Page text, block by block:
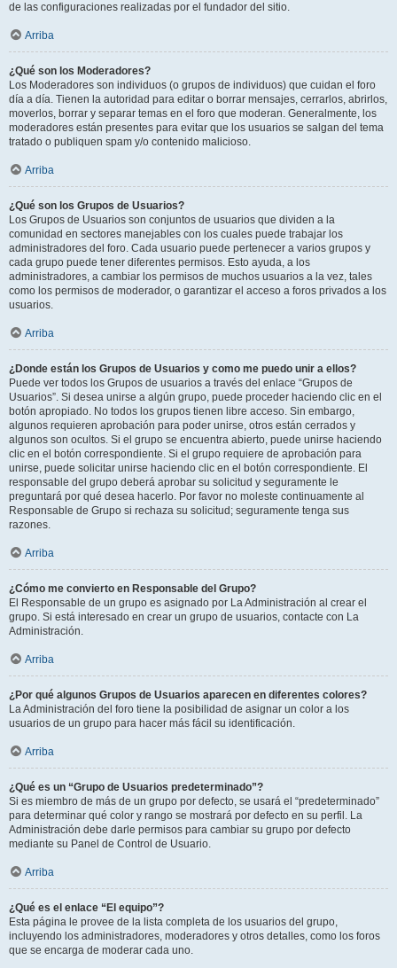
de las configuraciones realizadas por el fundador del sitio.
Arriba
¿Qué son los Moderadores?
Los Moderadores son individuos (o grupos de individuos) que cuidan el foro
día a día. Tienen la autoridad para editar o borrar mensajes, cerrarlos, abrirlos,
moverlos, borrar y separar temas en el foro que moderan. Generalmente, los
moderadores están presentes para evitar que los usuarios se salgan del tema
tratado o publiquen spam y/o contenido malicioso.
Arriba
¿Qué son los Grupos de Usuarios?
Los Grupos de Usuarios son conjuntos de usuarios que dividen a la
comunidad en sectores manejables con los cuales puede trabajar los
administradores del foro. Cada usuario puede pertenecer a varios grupos y
cada grupo puede tener diferentes permisos. Esto ayuda, a los
administradores, a cambiar los permisos de muchos usuarios a la vez, tales
como los permisos de moderador, o garantizar el acceso a foros privados a los
usuarios.
Arriba
¿Donde están los Grupos de Usuarios y como me puedo unir a ellos?
Puede ver todos los Grupos de usuarios a través del enlace “Grupos de
Usuarios”. Si desea unirse a algún grupo, puede proceder haciendo clic en el
botón apropiado. No todos los grupos tienen libre acceso. Sin embargo,
algunos requieren aprobación para poder unirse, otros están cerrados y
algunos son ocultos. Si el grupo se encuentra abierto, puede unirse haciendo
clic en el botón correspondiente. Si el grupo requiere de aprobación para
unirse, puede solicitar unirse haciendo clic en el botón correspondiente. El
responsable del grupo deberá aprobar su solicitud y seguramente le
preguntará por qué desea hacerlo. Por favor no moleste continuamente al
Responsable de Grupo si rechaza su solicitud; seguramente tenga sus
razones.
Arriba
¿Cómo me convierto en Responsable del Grupo?
El Responsable de un grupo es asignado por La Administración al crear el
grupo. Si está interesado en crear un grupo de usuarios, contacte con La
Administración.
Arriba
¿Por qué algunos Grupos de Usuarios aparecen en diferentes colores?
La Administración del foro tiene la posibilidad de asignar un color a los
usuarios de un grupo para hacer más fácil su identificación.
Arriba
¿Qué es un “Grupo de Usuarios predeterminado”?
Si es miembro de más de un grupo por defecto, se usará el “predeterminado”
para determinar qué color y rango se mostrará por defecto en su perfil. La
Administración debe darle permisos para cambiar su grupo por defecto
mediante su Panel de Control de Usuario.
Arriba
¿Qué es el enlace “El equipo”?
Esta página le provee de la lista completa de los usuarios del grupo,
incluyendo los administradores, moderadores y otros detalles, como los foros
que se encarga de moderar cada uno.